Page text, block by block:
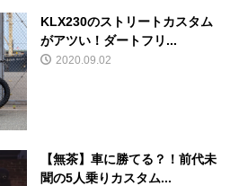
KLX230のストリートカスタム
がアツい！ダートフリ...
2020.09.02
【無茶】車に勝てる？！前代未
聞の5人乗りカスタム...